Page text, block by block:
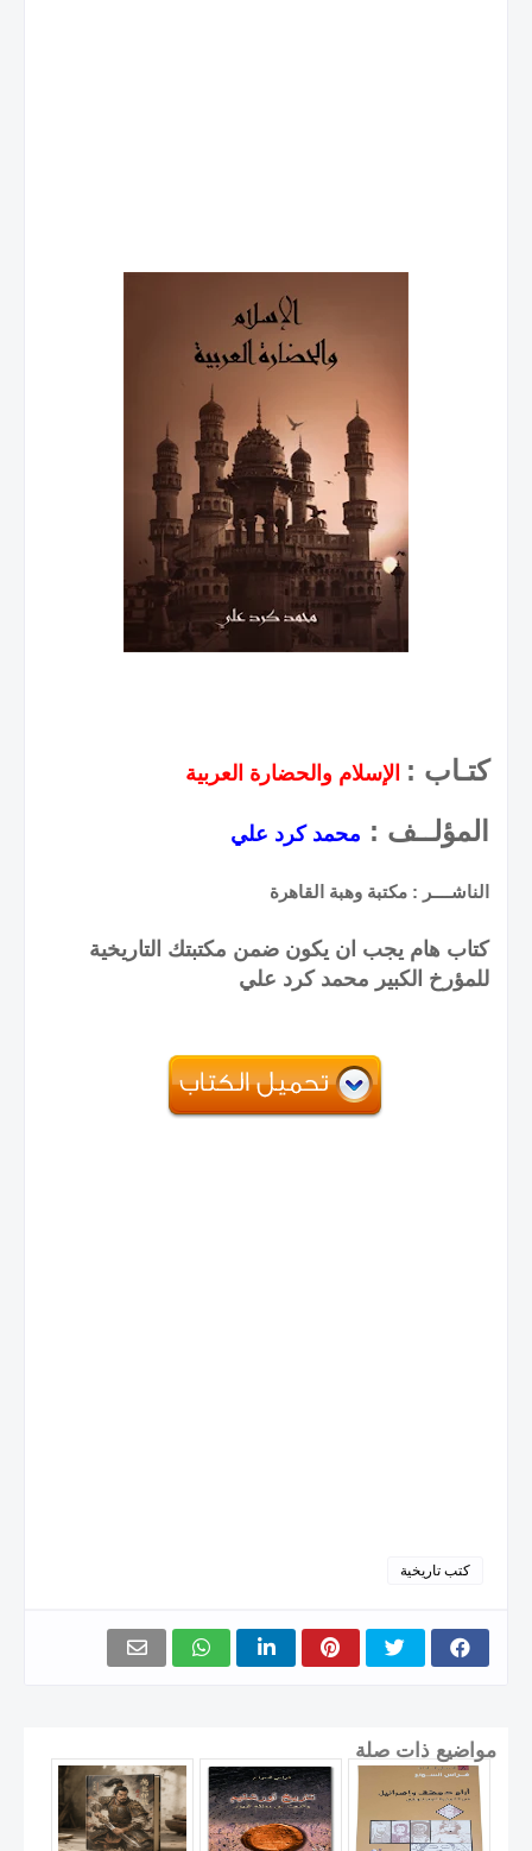
كتـاب : الإسلام والحضارة العربية
المؤلــف : محمد كرد علي
الناشــــر : مكتبة وهبة القاهرة
كتاب هام يجب ان يكون ضمن مكتبتك التاريخية
للمؤرخ الكبير محمد كرد علي
كتب تاريخية
مواضيع ذات صلة